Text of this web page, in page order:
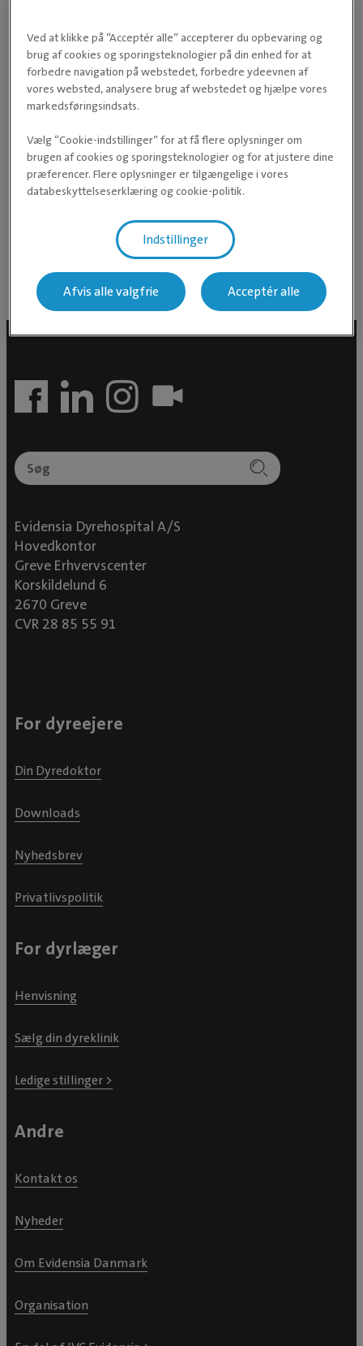
Dyr:
Susanne har en lille herreløs kat ved navn Cæsar.
Erfaring:
Før Susanne kom til Trekantens Dyrehospital,
arbejdede hun på Skanderborg Dyrehospital. Hun har
mange års erfaring inden for operationsassistance,
anæstesi, laboratoriearbejde og pleje af indlagte
patienter.
Faglige interesser:
Anæstesi, patientpleje, akut arbejde og
laboratorieopgaver.
Evidensia Dyrehospital A/S
Hovedkontor
Greve Erhvervscenter
Korskildelund 6
2670 Greve
CVR 28 85 55 91
For dyreejere
Din Dyredoktor
Downloads
Nyhedsbrev
Privatlivspolitik
For dyrlæger
Henvisning
Sælg din dyreklinik
Ledige stillinger >
Andre
Kontakt os
Nyheder
Om Evidensia Danmark
Organisation
Ved at klikke på “Acceptér alle” accepterer du opbevaring og
brug af cookies og sporingsteknologier på din enhed for at
forbedre navigation på webstedet, forbedre ydeevnen af
vores websted, analysere brug af webstedet og hjælpe vores
markedsføringsindsats.
Vælg “Cookie-indstillinger” for at få flere oplysninger om
brugen af cookies og sporingsteknologier og for at justere dine
præferencer. Flere oplysninger er tilgængelige i vores
databeskyttelseserklæring og cookie-politik.
Indstillinger
Afvis alle valgfrie Acceptér alle